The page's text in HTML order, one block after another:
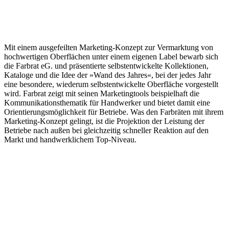
Mit einem ausgefeilten Marketing-Konzept zur Vermarktung von
hochwertigen Oberflächen unter einem eigenen Label bewarb sich
die Farbrat eG. und präsentierte selbstentwickelte Kollektionen,
Kataloge und die Idee der »Wand des Jahres«, bei der jedes Jahr
eine besondere, wiederum selbstentwickelte Oberfläche vorgestellt
wird. Farbrat zeigt mit seinen Marketingtools beispielhaft die
Kommunikationsthematik für Handwerker und bietet damit eine
Orientierungsmöglichkeit für Betriebe. Was den Farbräten mit ihrem
Marketing-Konzept gelingt, ist die Projektion der Leistung der
Betriebe nach außen bei gleichzeitig schneller Reaktion auf den
Markt und handwerklichem Top-Niveau.